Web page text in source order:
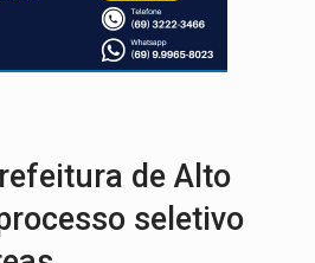
Após quase 30 anos de espera, asfalto chega ao
de Rondônia estreia na programação do Festival de
de Alto
seletivo